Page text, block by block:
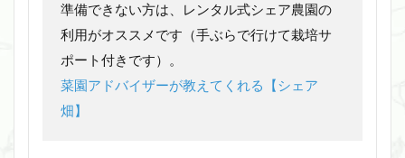
準備できない方は、レンタル式シェア農園の
利用がオススメです（手ぶらで行けて栽培サ
ポート付きです）。
菜園アドバイザーが教えてくれる【シェア
畑】